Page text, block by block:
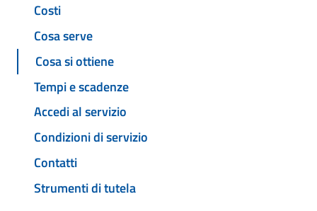
Costi
Cosa serve
Cosa si ottiene
Tempi e scadenze
Accedi al servizio
Condizioni di servizio
Contatti
Strumenti di tutela